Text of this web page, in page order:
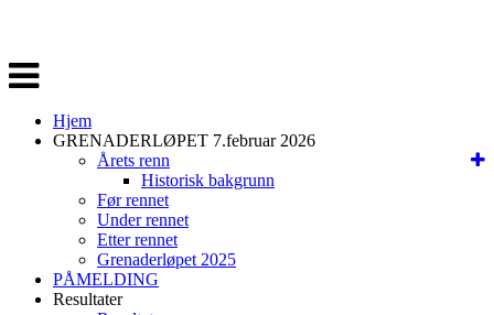
Veksle
navigasjon
Hjem
GRENADERLØPET 7.februar 2026
Årets renn
Historisk bakgrunn
Før rennet
Under rennet
Etter rennet
Grenaderløpet 2025
PÅMELDING
Resultater